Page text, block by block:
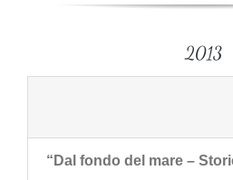
2013
“Dal fondo del mare –